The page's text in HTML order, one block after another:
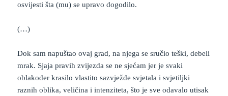
osvijesti šta (mu) se upravo dogodilo.
(…)
Dok sam napuštao ovaj grad, na njega se sručio teški, debeli
mrak. Sjaja pravih zvijezda se ne sjećam jer je svaki
oblakoder krasilo vlastito sazvježđe svjetala i svjetiljki
raznih oblika, veličina i intenziteta, što je sve odavalo utisak